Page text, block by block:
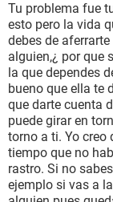
Tu problema fue
esto pero la vida
debes de
alguien,¿ por que
la que dependes
bueno que ella te
que darte cuenta
puede girar en
torno a ti. Yo creo
tiempo que no
rastro. Si no
ejemplo si vas a